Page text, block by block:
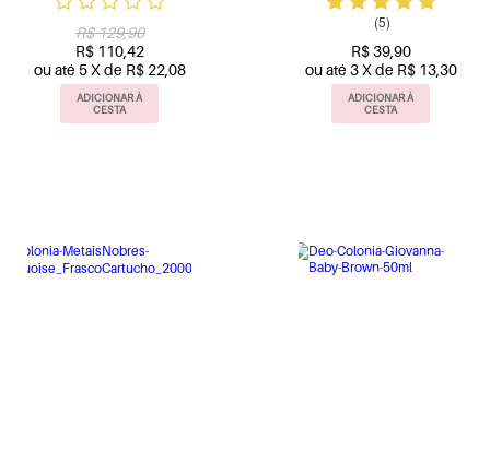
R$ 129,90
R$ 110,42
ou até 5 X de R$ 22,08
ADICIONAR À
CESTA
(5)
R$ 39,90
ou até 3 X de R$ 13,30
ADICIONAR À
CESTA